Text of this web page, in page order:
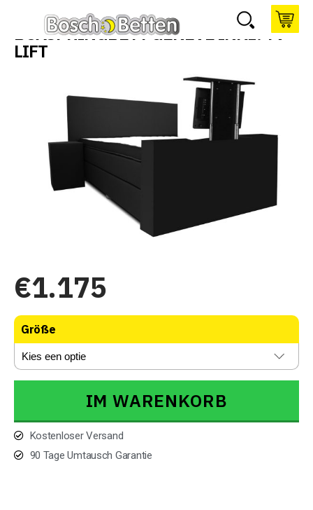
BOXSPRINGBETT GENEVE INKL. TV-
LIFT
€1.175
Größe
IM WARENKORB
Kostenloser Versand
90 Tage Umtausch Garantie